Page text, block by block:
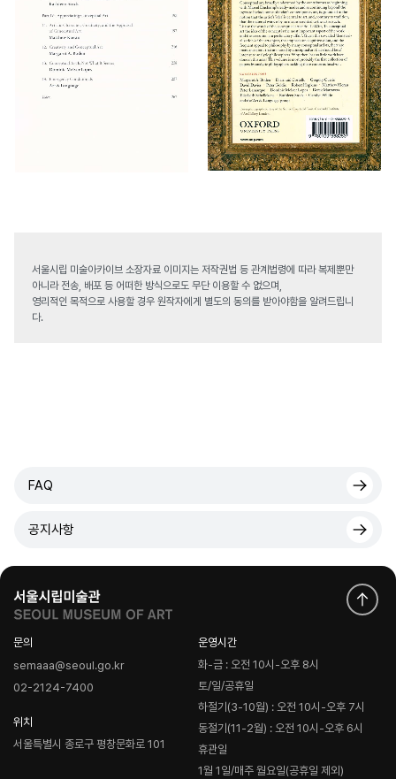
서울시립 미술아카이브 소장자료 이미지는 저작권법 등 관계법령에 따라 복제뿐만
아니라 전송, 배포 등 어떠한 방식으로도 무단 이용할 수 없으며,
영리적인 목적으로 사용할 경우 원작자에게 별도의 동의를 받아야함을 알려드립니
다.
FAQ
공지사항
문의
semaaa@seoul.go.kr
02-2124-7400
위치
서울특별시 종로구 평창문화로 101
운영시간
화-금 : 오전 10시-오후 8시
토/일/공휴일
하절기(3-10월) : 오전 10시-오후 7시
동절기(11-2월) : 오전 10시-오후 6시
휴관일
1월 1일/매주 월요일(공휴일 제외)